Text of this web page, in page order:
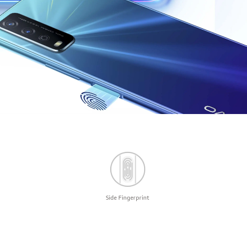
Side Fingerprint